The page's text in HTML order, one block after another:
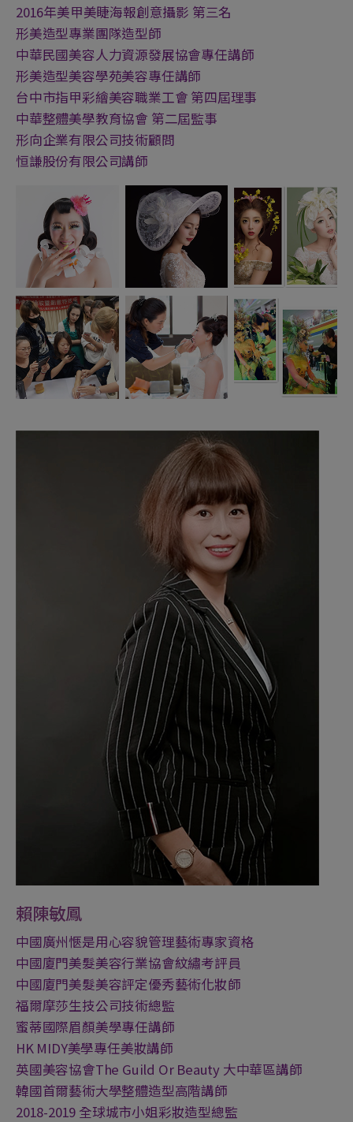
2016年美甲美睫海報創意攝影 第三名
形美造型專業團隊造型師
中華民國美容人力資源發展協會專任講師
形美造型美容學苑美容專任講師
台中市指甲彩繪美容職業工會 第四屆理事
中華整體美學教育協會 第二屆監事
形向企業有限公司技術顧問
恒謙股份有限公司講師
賴陳敏鳳
中國廣州愜是用心容貌管理藝術專家資格
中國廈門美髮美容行業協會紋繡考評員
中國廈門美髮美容評定優秀藝術化妝師
福爾摩莎生技公司技術總監
蜜蒂國際眉顏美學專任講師
HK MIDY美學專任美妝講師
英國美容協會The Guild Or Beauty 大中華區講師
韓國首爾藝術大學整體造型高階講師
2018-2019 全球城市小姐彩妝造型總監